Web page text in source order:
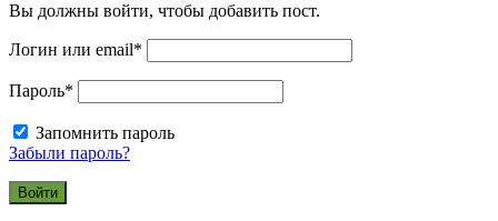
Вы должны войти, чтобы добавить пост.
Логин или email*
Пароль*
Запомнить пароль
Забыли пароль?